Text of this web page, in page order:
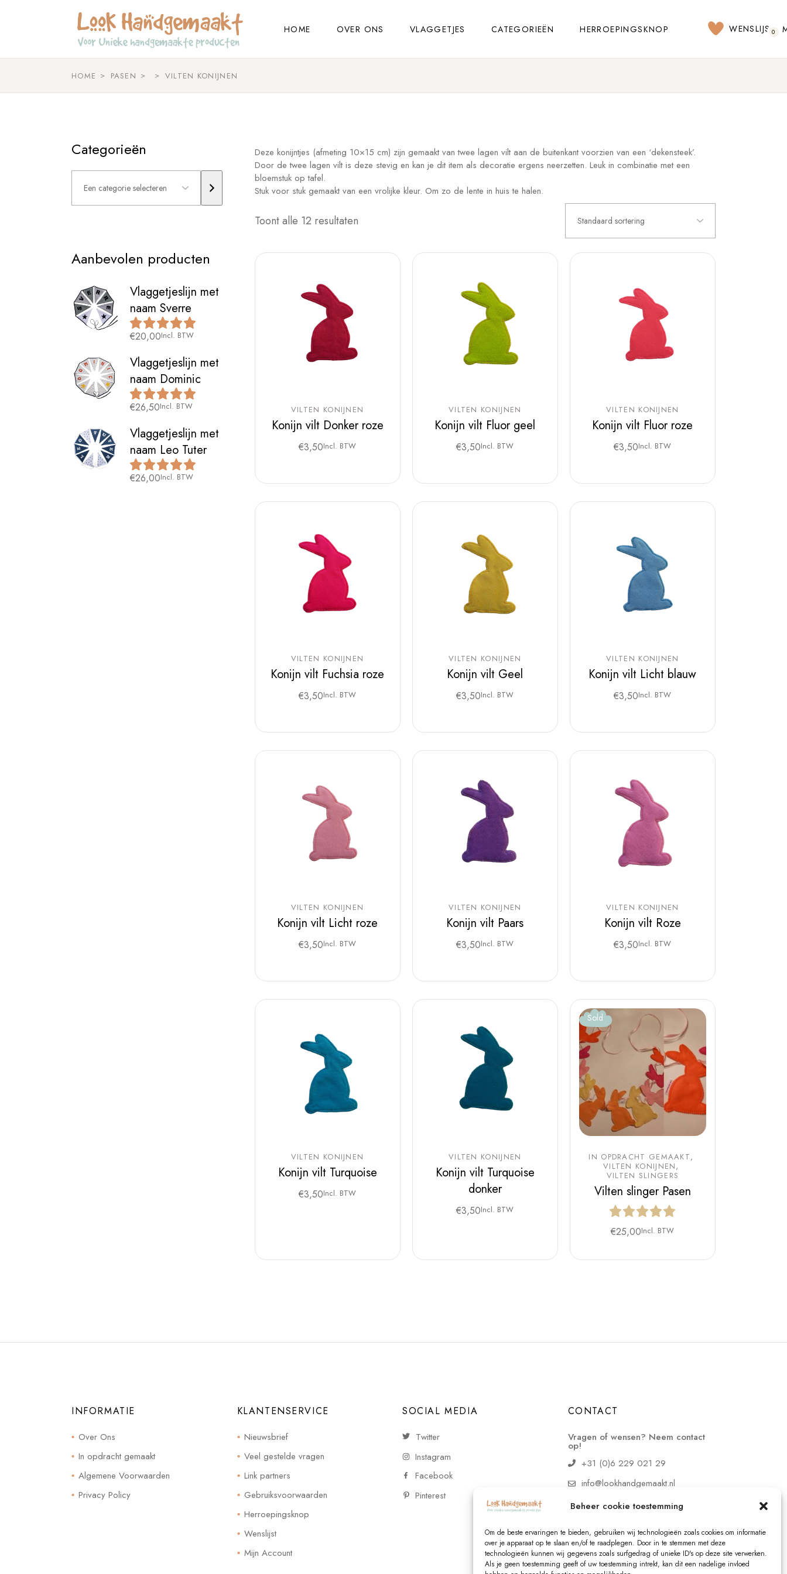
Beheer cookie toestemming
Om de beste ervaringen te bieden, gebruiken wij technologieën zoals cookies om informatie
over je apparaat op te slaan en/of te raadplegen. Door in te stemmen met deze
technologieën kunnen wij gegevens zoals surfgedrag of unieke ID's op deze site verwerken.
Als je geen toestemming geeft of uw toestemming intrekt, kan dit een nadelige invloed
HOME OVER ONS VLAGGETJES CATEGORIEËN HERROEPINGSKNOP WENSLIJST
0
HOME PASEN VILTEN KONIJNEN
Deze konijntjes (afmeting 10×15 cm) zijn gemaakt van twee lagen vilt aan de buitenkant voorzien van een ‘dekensteek’.
Door de twee lagen vilt is deze stevig en kan je dit item als decoratie ergens neerzetten. Leuk in combinatie met een
bloemstuk op tafel.
Stuk voor stuk gemaakt van een vrolijke kleur. Om zo de lente in huis te halen.
Toont alle 12 resultaten Standaard sortering
VILTEN KONIJNEN
Konijn vilt Donker roze
€3,50Incl. BTW
VILTEN KONIJNEN
Konijn vilt Fluor geel
€3,50Incl. BTW
VILTEN KONIJNEN
Konijn vilt Fluor roze
€3,50Incl. BTW
VILTEN KONIJNEN
Konijn vilt Fuchsia roze
€3,50Incl. BTW
VILTEN KONIJNEN
Konijn vilt Geel
€3,50Incl. BTW
VILTEN KONIJNEN
Konijn vilt Licht blauw
€3,50Incl. BTW
VILTEN KONIJNEN
Konijn vilt Licht roze
€3,50Incl. BTW
VILTEN KONIJNEN
Konijn vilt Paars
€3,50Incl. BTW
VILTEN KONIJNEN
Konijn vilt Roze
€3,50Incl. BTW
VILTEN KONIJNEN
Konijn vilt Turquoise
€3,50Incl. BTW
VILTEN KONIJNEN
Konijn vilt Turquoise
donker
€3,50Incl. BTW
Sold
IN OPDRACHT GEMAAKT
VILTEN KONIJNEN
VILTEN SLINGERS
Vilten slinger Pasen
€25,00Incl. BTW
Categorieën
Een
categorie
selecteren
Aanbevolen producten
Vlaggetjeslijn met
naam Sverre
€20,00Incl. BTW
Vlaggetjeslijn met
naam Dominic
€26,50Incl. BTW
Vlaggetjeslijn met
naam Leo Tuter
€26,00Incl. BTW
INFORMATIE
Over Ons
In opdracht gemaakt
Algemene Voorwaarden
Privacy Policy
KLANTENSERVICE
Nieuwsbrief
Veel gestelde vragen
Link partners
Gebruiksvoorwaarden
Herroepingsknop
Wenslijst
Mijn Account
SOCIAL MEDIA
Twitter
Instagram
Facebook
Pinterest
CONTACT
Vragen of wensen? Neem contact
op!
+31 (0)6 229 021 29
info@lookhandgemaakt.nl